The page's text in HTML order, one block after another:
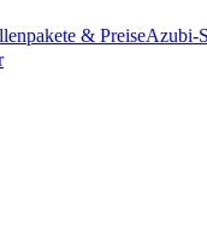
& PreiseAzubi-